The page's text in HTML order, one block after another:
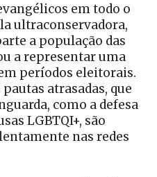
em todo o
ultraconservadora,
a população das
a representar uma
períodos eleitorais.
atrasadas, que
como a defesa
LGBTQI+, são
nas redes